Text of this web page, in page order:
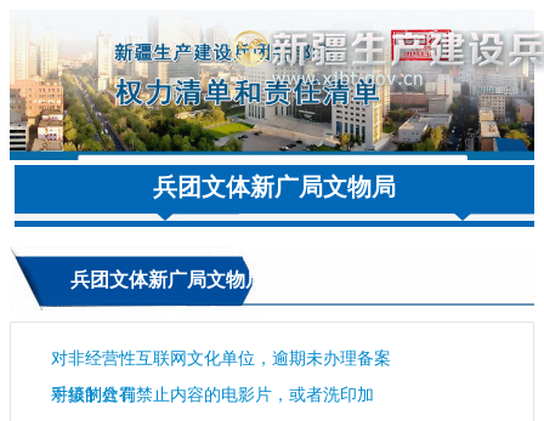
兵团文体新广局文物局
兵团文体新广局文物局
对非经营性互联网文化单位，逾期未办理备案
手续的处罚
对摄制含有禁止内容的电影片，或者洗印加